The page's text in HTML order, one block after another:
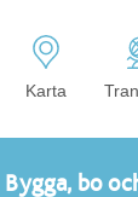
Karta
Bygga, bo